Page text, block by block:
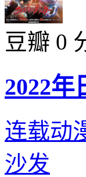
豆瓣 0
2022年
连载动
沙发